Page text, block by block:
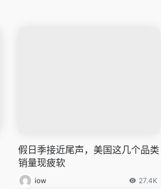
假日季接近尾声，美国这几个品类
销量现疲软
iow 27.4K